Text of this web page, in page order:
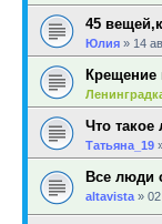
45
Юлия » 14
Крещение
Что
Татьяна_19
Все люди
altavista »